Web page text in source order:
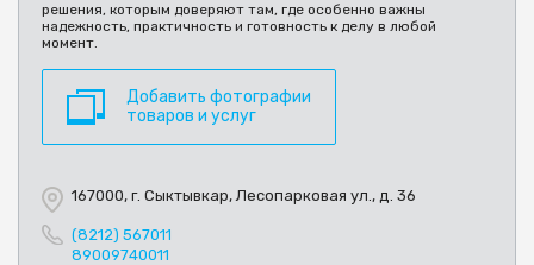
решения, которым доверяют там, где особенно важны
надежность, практичность и готовность к делу в любой
момент.
Добавить фотографии
товаров и услуг
167000, г. Сыктывкар, Лесопарковая ул., д. 36
(8212) 567011
89009740011